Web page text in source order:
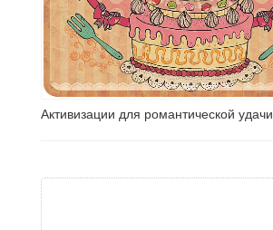
Активизации для романтической удачи